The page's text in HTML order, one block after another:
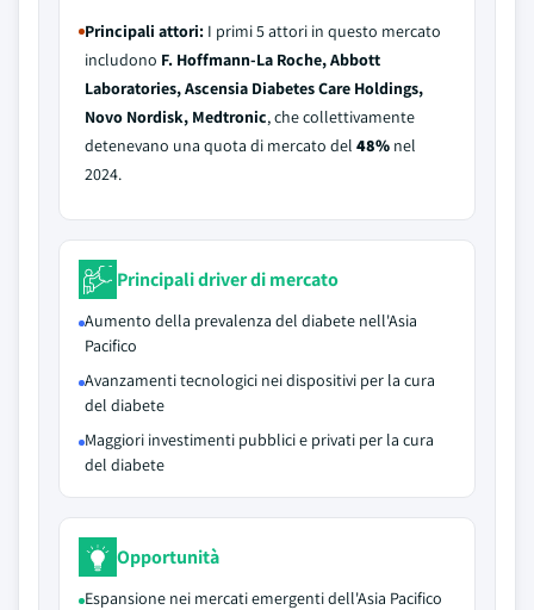
Principali attori: I primi 5 attori in questo mercato
includono F. Hoffmann-La Roche, Abbott
Laboratories, Ascensia Diabetes Care Holdings,
Novo Nordisk, Medtronic, che collettivamente
detenevano una quota di mercato del 48% nel
2024.
Principali driver di mercato
Aumento della prevalenza del diabete nell'Asia
Pacifico
Avanzamenti tecnologici nei dispositivi per la cura
del diabete
Maggiori investimenti pubblici e privati per la cura
del diabete
Opportunità
Espansione nei mercati emergenti dell'Asia Pacifico